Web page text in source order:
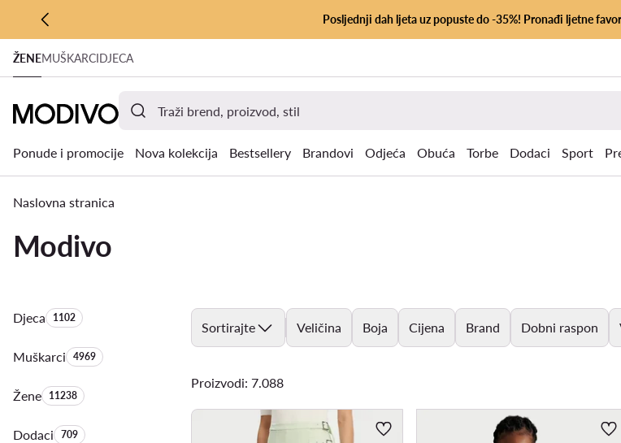
PRIJEĐI NA GLAVNI SADRŽAJ
PRIJEĐI NA PRETRAŽIVANJE
Posljednji dah ljeta uz popuste do -35%! Pronađi ljetne
ŽENEMUŠKARCIDJECA
Ponude i promocije Nova kolekcija Bestsellery Brandovi Odjeća Obuća Torbe Dodaci Sport
Naslovna stranica
Modivo
DjecaKoličina proizvoda:
1102
MuškarciKoličina proizvoda:
4969
ŽeneKoličina proizvoda:
11238
DodaciKoličina proizvoda:
709
Sortirajte Veličina Boja Cijena Brand Dobni raspon
Proizvodi: 7.088